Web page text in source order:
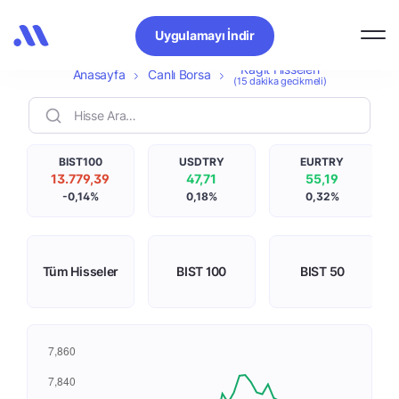
Uygulamayı İndir
Kağıt Hisseleri
Anasayfa Canlı Borsa Kağıt Hisseleri
(15 dakika gecikmeli)
BIST100
13.779,39
-0,14%
USDTRY
47,71
0,18%
EURTRY
55,19
0,32%
Tüm Hisseler BIST 100 BIST 50